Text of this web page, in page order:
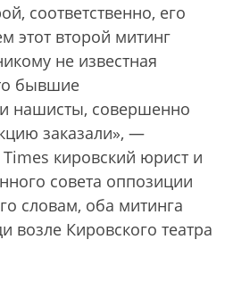
соответственно, его
этот второй митинг
не известная
бывшие
нашисты, совершенно
заказали», —
Times кировский юрист и
совета оппозиции
словам, оба митинга
возле Кировского театра